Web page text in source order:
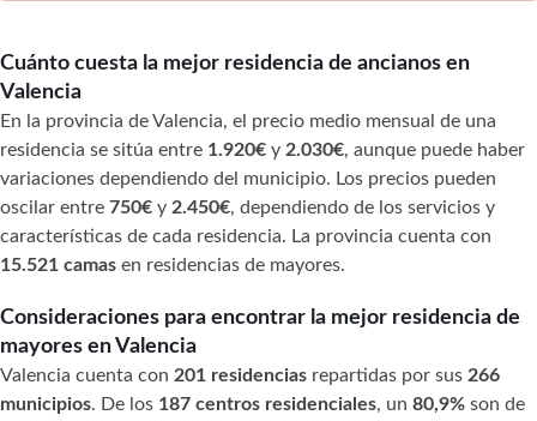
Cuánto cuesta la mejor residencia de ancianos en
Valencia
En la provincia de Valencia, el precio medio mensual de una
residencia se sitúa entre 1.920€ y 2.030€, aunque puede haber
variaciones dependiendo del municipio. Los precios pueden
oscilar entre 750€ y 2.450€, dependiendo de los servicios y
características de cada residencia. La provincia cuenta con
15.521 camas en residencias de mayores.
Consideraciones para encontrar la mejor residencia de
mayores en Valencia
Valencia cuenta con 201 residencias repartidas por sus 266
municipios. De los 187 centros residenciales, un 80,9% son de